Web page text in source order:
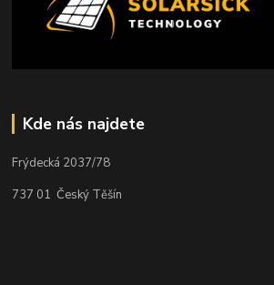
Kde nás najdete
Frýdecká 2037/78
737 01 Český Těšín